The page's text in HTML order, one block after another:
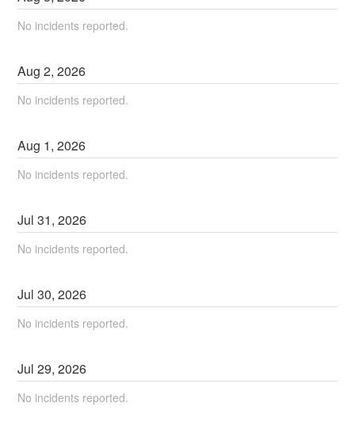
No incidents reported.
Aug2,2026
No incidents reported.
Aug 1,2026
No incidents reported.
Jul31,2026
No incidents reported.
Jul30,2026
No incidents reported.
Jul29,2026
No incidents reported.